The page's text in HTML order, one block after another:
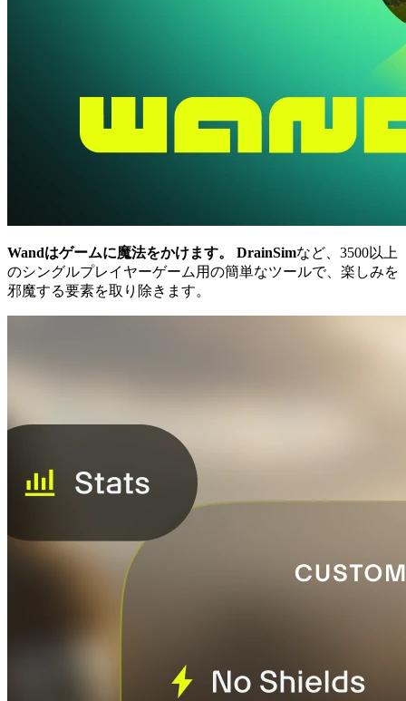
Wandはゲームに魔法をかけます。 DrainSimなど、3500以上
のシングルプレイヤーゲーム用の簡単なツールで、楽しみを
邪魔する要素を取り除きます。